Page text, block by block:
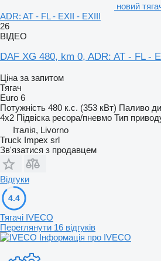
новий
ADR: AT - FL - EXII - EXIII
26
ВІДЕО
DAF XG 480, km 0, ADR: AT - FL -
Ціна за запитом
Тягач
Euro 6
Потужність 480 к.с. (353 кВт) Паливо
4x2 Підвіска ресора/пневмо Тип
Італія, Livorno
Truck Impex srl
Зв'язатися з продавцем
Відгуки
4.4
Тягачі IVECO
Переглянути 16 відгуків
Інформація про IVECO